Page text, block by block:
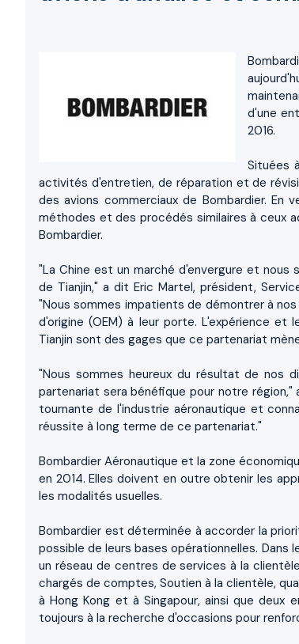
d'une
2016.
Situées
activités d'entretien, de réparation et de
des avions commerciaux de Bombardier.
méthodes et des procédés similaires à ceux
Bombardier.
"La Chine est un marché d'envergure et
de Tianjin," a dit Eric Martel, président,
"Nous sommes impatients de démontrer à
d'origine (OEM) à leur porte. L'expérience et
Tianjin sont des gages que ce partenariat
"Nous sommes heureux du résultat de nos
partenariat sera bénéfique pour notre région,"
tournante de l'industrie aéronautique et
réussite à long terme de ce partenariat."
Bombardier Aéronautique et la zone
en 2014. Elles doivent en outre obtenir les
les modalités usuelles.
Bombardier est déterminée à accorder la
possible de leurs bases opérationnelles.
un réseau de centres de services à la
chargés de comptes, Soutien à la clientèle,
à Hong Kong et à Singapour, ainsi que
toujours à la recherche d'occasions pour